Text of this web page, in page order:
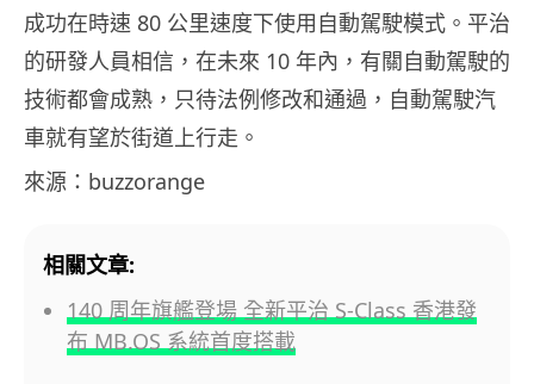
成功在時速 80 公里速度下使用自動駕駛模式。平治
的研發人員相信，在未來 10 年內，有關自動駕駛的
技術都會成熟，只待法例修改和通過，自動駕駛汽
車就有望於街道上行走。
來源：buzzorange
相關文章:
140 周年旗艦登場 全新平治 S-Class 香港發
布 MB.OS 系統首度搭載